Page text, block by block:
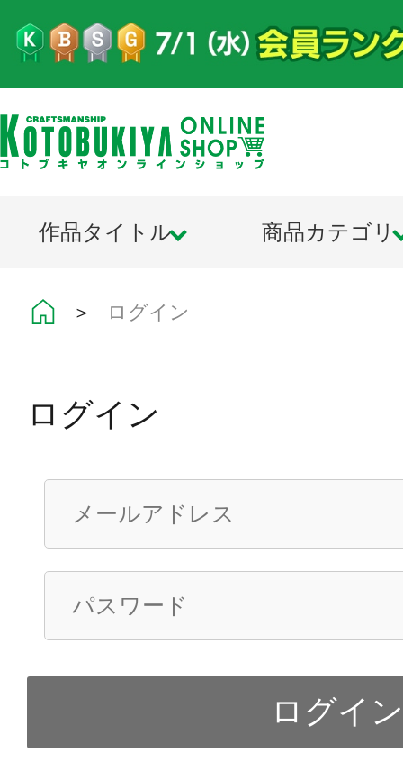
作品タイトル 商品カテゴリ
＞ ログイン
ログイン